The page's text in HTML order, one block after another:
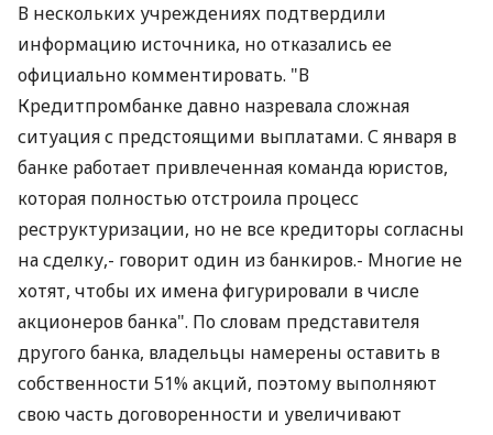
В нескольких учреждениях подтвердили
информацию источника, но отказались ее
официально комментировать. "В
Кредитпромбанке давно назревала сложная
ситуация с предстоящими выплатами. С января в
банке работает привлеченная команда юристов,
которая полностью отстроила процесс
реструктуризации, но не все кредиторы согласны
на сделку,- говорит один из банкиров.- Многие не
хотят, чтобы их имена фигурировали в числе
акционеров банка". По словам представителя
другого банка, владельцы намерены оставить в
собственности 51% акций, поэтому выполняют
свою часть договоренности и увеличивают